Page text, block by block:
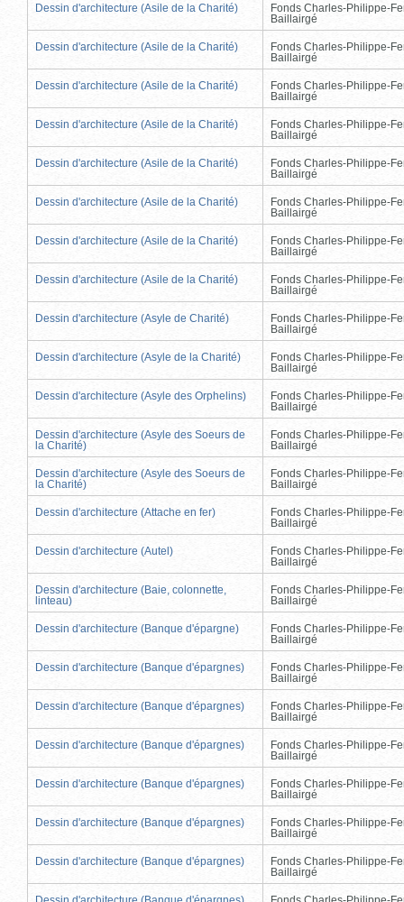
Dessin d'architecture (Asile de la Charité)
Fonds Charles-Philippe-
Baillairgé
Dessin d'architecture (Asile de la Charité)
Fonds Charles-Philippe-
Baillairgé
Dessin d'architecture (Asile de la Charité)
Fonds Charles-Philippe-
Baillairgé
Dessin d'architecture (Asile de la Charité)
Fonds Charles-Philippe-
Baillairgé
Dessin d'architecture (Asile de la Charité)
Fonds Charles-Philippe-
Baillairgé
Dessin d'architecture (Asile de la Charité)
Fonds Charles-Philippe-
Baillairgé
Dessin d'architecture (Asile de la Charité)
Fonds Charles-Philippe-
Baillairgé
Dessin d'architecture (Asile de la Charité)
Fonds Charles-Philippe-
Baillairgé
Dessin d'architecture (Asyle de Charité)
Fonds Charles-Philippe-
Baillairgé
Dessin d'architecture (Asyle de la Charité)
Fonds Charles-Philippe-
Baillairgé
Dessin d'architecture (Asyle des Orphelins)
Fonds Charles-Philippe-
Baillairgé
Dessin d'architecture (Asyle des Soeurs de
la Charité)
Fonds Charles-Philippe-
Baillairgé
Dessin d'architecture (Asyle des Soeurs de
la Charité)
Fonds Charles-Philippe-
Baillairgé
Dessin d'architecture (Attache en fer)
Fonds Charles-Philippe-
Baillairgé
Dessin d'architecture (Autel)
Fonds Charles-Philippe-
Baillairgé
Dessin d'architecture (Baie, colonnette,
linteau)
Fonds Charles-Philippe-
Baillairgé
Dessin d'architecture (Banque d'épargne)
Fonds Charles-Philippe-
Baillairgé
Dessin d'architecture (Banque d'épargnes)
Fonds Charles-Philippe-
Baillairgé
Dessin d'architecture (Banque d'épargnes)
Fonds Charles-Philippe-
Baillairgé
Dessin d'architecture (Banque d'épargnes)
Fonds Charles-Philippe-
Baillairgé
Dessin d'architecture (Banque d'épargnes)
Fonds Charles-Philippe-
Baillairgé
Dessin d'architecture (Banque d'épargnes)
Fonds Charles-Philippe-
Baillairgé
Dessin d'architecture (Banque d'épargnes)
Fonds Charles-Philippe-
Baillairgé